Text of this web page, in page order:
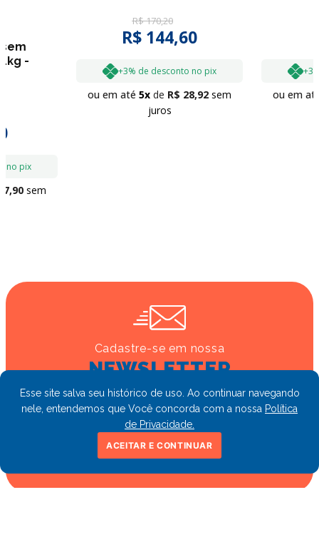
Esse site salva seu histórico de uso. Ao continuar navegando
nele, entendemos que Você concorda com a nossa Política
de Privacidade.
ACEITAR E CONTINUAR
-
no pix
,90 sem
R$170,20
R$ 144,60
+3% de desconto no pix
ou em até 5 R$ 28,92 sem
juros
ou em
Cadastre-se em nossa
NEWSLETTER
e fique por dentro de ofertas e novidades
CADASTRAR